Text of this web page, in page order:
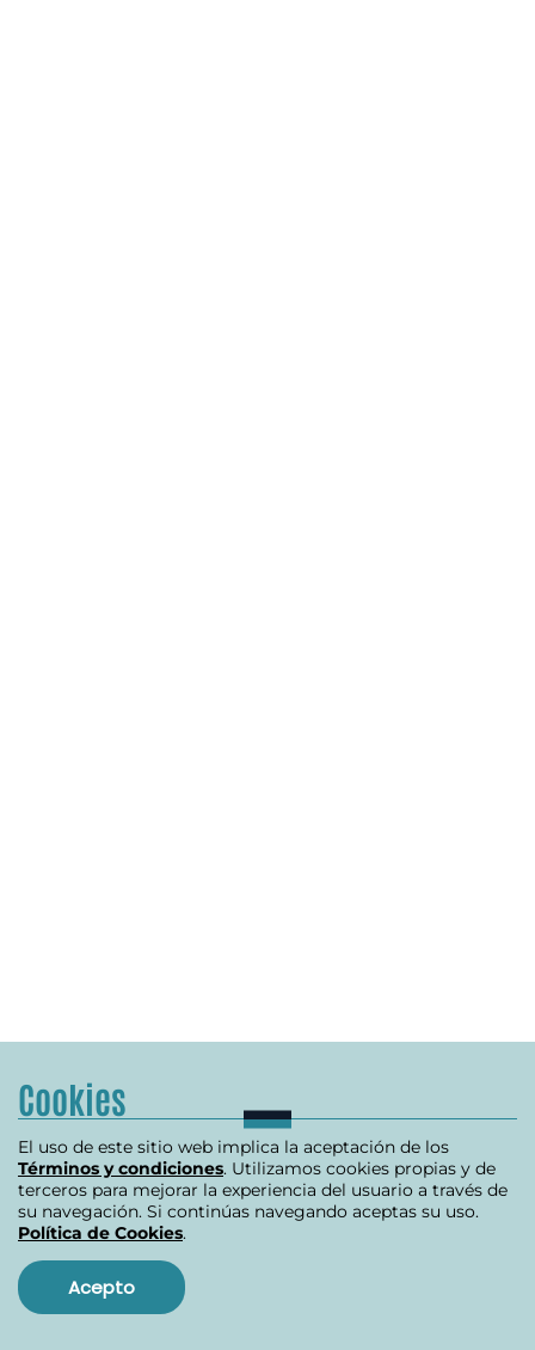
Cookies
El uso de este sitio web implica la aceptación de los
Términos y condiciones. Utilizamos cookies propias y de
terceros para mejorar la experiencia del usuario a través de
su navegación. Si continúas navegando aceptas su uso.
Política de Cookies.
Acepto